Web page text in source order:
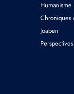
Humanisme
Chroniques
Joaben
Perspectives